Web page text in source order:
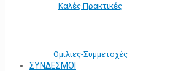
Καλές Πρακτικές
Ομιλίες-Συμμετοχές
ΣΥΝΔΕΣΜΟΙ